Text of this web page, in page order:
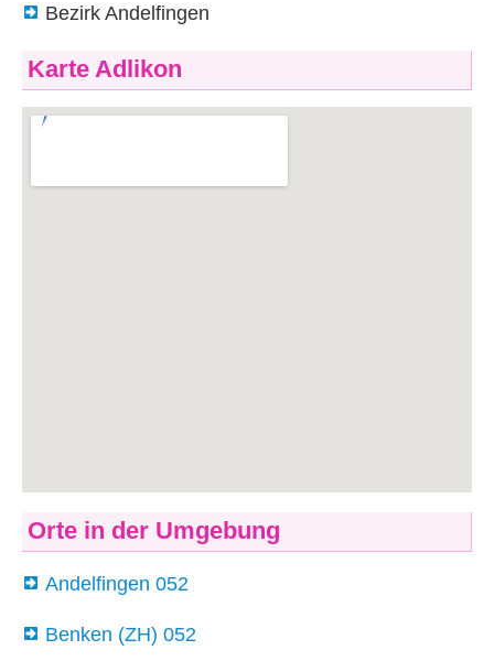
Bezirk Andelfingen
Karte Adlikon
Orte in der Umgebung
Andelfingen 052
Benken (ZH) 052